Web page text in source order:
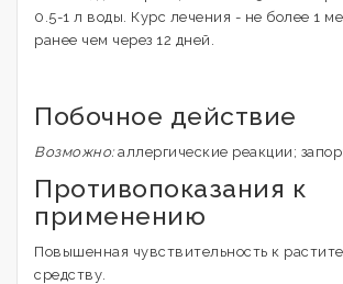
0.5-1 л воды. Курс лечения - не более 1
ранее чем через 12 дней.
Побочное действие
Возможно:аллергические реакции;
Противопоказания к
применению
Повышенная чувствительность к
средству.